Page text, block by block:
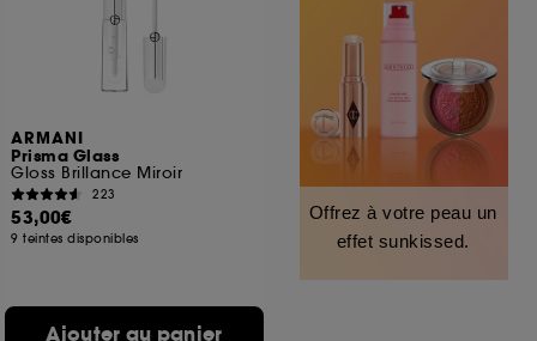
ARMANI
Prisma Glass
Gloss Brillance Miroir
223
53,00€
9 teintes disponibles
Ajouter au panier
Offrez à votre peau un
effet sunkissed.